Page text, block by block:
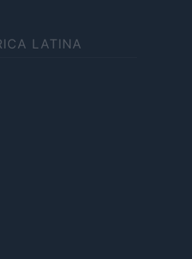
LATINA